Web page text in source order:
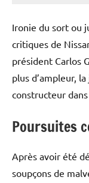
Ironie du sort ou
critiques de
président Carlos
plus d’ampleur,
constructeur
Poursuites
Après avoir été
soupçons de